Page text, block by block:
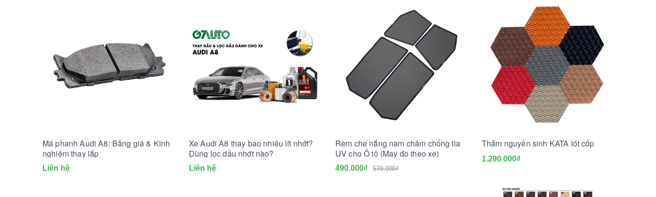
Má phanh Audi A8: Bảng giá & Kinh
nghiệm thay lắp
Liên hệ
Xe Audi A8 thay bao nhiêu lít nhớt?
Dùng lọc dầu nhớt nào?
Liên hệ
Rèm che nắng nam châm chống tia
UV cho Ô tô (May đo theo xe)
490.000₫ 570.000₫
Thảm nguyên sinh KATA lót cốp
1.290.000₫